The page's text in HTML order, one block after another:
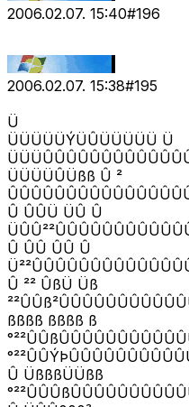
2006.02.07. 15:40#196
2006.02.07. 15:38#195
Ü
ÜÜÜÜÜÝÜÛÜÜÜÜÜ Ü
ÜÜÜÜÛÜßß Û ²
Û ÛÛÜ ÜÛ Û
Û ÛÛ ÛÛ Û
Û ²² ÛßÜ Üß
ßßßß ßßßß ß
Û ÜßßßÜÜßß